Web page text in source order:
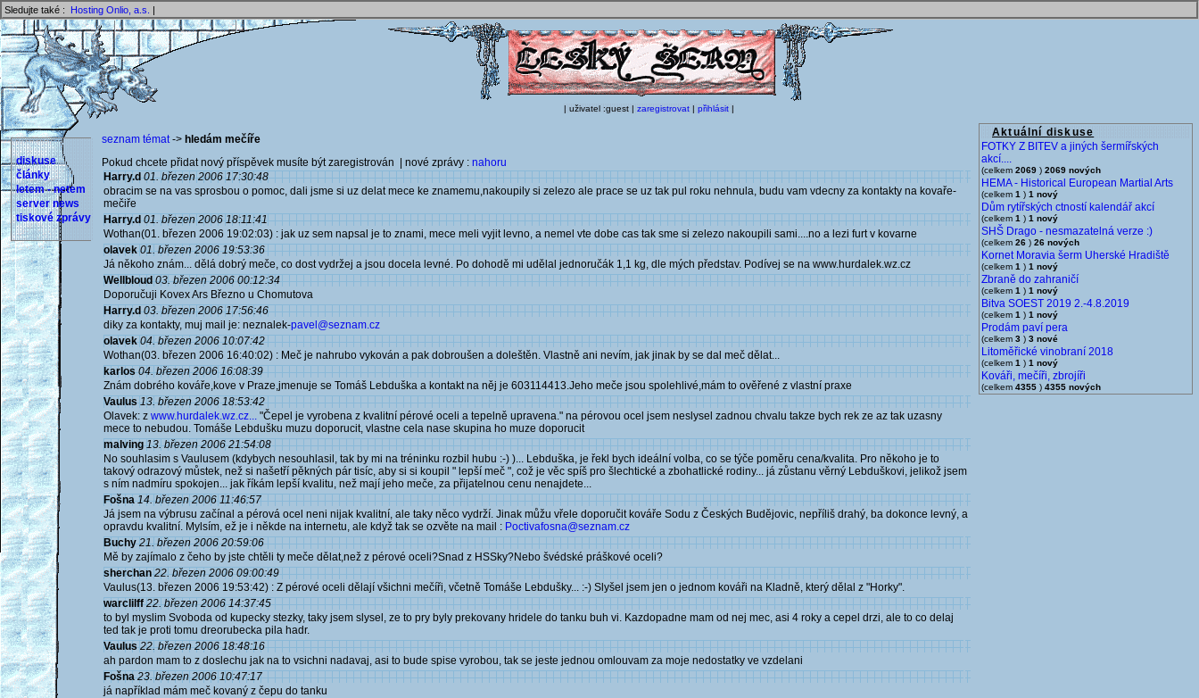
Sledujte také : Hosting Onlio, a.s. |
| uživatel :guest | zaregistrovat | přihlásit |
Aktuální diskuse
FOTKY Z BITEV a jiných šermířských
akcí....
(celkem 2069 ) 2069 nových
HEMA - Historical European Martial Arts
(celkem 1 ) 1 nový
Dům rytířských ctností kalendář akcí
(celkem 1 ) 1 nový
SHŠ Drago - nesmazatelná verze :)
(celkem 26 ) 26 nových
Kornet Moravia šerm Uherské Hradiště
(celkem 1 ) 1 nový
Zbraně do zahraničí
(celkem 1 ) 1 nový
Bitva SOEST 2019 2.-4.8.2019
(celkem 1 ) 1 nový
Prodám paví pera
(celkem 3 ) 3 nové
Litoměřické vinobraní 2018
(celkem 1 ) 1 nový
Kováři, mečíři, zbrojíři
(celkem 4355 ) 4355 nových
diskuse
články
letem - netem
server news
tiskové zprávy
seznam témat-> hledám mečíře
Pokud chcete přidat nový příspěvek musíte být zaregistrován | nové zprávy : nahoru
Harry.d 01. březen 2006 17:30:48
obracim se na vas sprosbou o pomoc, dali jsme si uz delat mece ke znamemu,nakoupily si zelezo ale prace se uz tak pul roku nehnula, budu vam vdecny za kontakty na kovaře-
mečiře
Harry.d 01. březen 2006 18:11:41
Wothan(01. březen 2006 19:02:03) : jak uz sem napsal je to znami, mece meli vyjit levno, a nemel vte dobe cas tak sme si zelezo nakoupili sami....no a lezi furt v kovarne
olavek 01. březen 2006 19:53:36
Já někoho znám... dělá dobrý meče, co dost vydržej a jsou docela levné. Po dohodě mi udělal jednoručák 1,1 kg, dle mých představ. Podívej se na www.hurdalek.wz.cz
Wellbloud 03. březen 2006 00:12:34
Doporučuji Kovex Ars Březno u Chomutova
Harry.d 03. březen 2006 17:56:46
diky za kontakty, muj mail je: neznalek-pavel@seznam.cz
olavek 04. březen 2006 10:07:42
Wothan(03. březen 2006 16:40:02) : Meč je nahrubo vykován a pak dobroušen a doleštěn. Vlastně ani nevím, jak jinak by se dal meč dělat...
karlos 04. březen 2006 16:08:39
Znám dobrého kováře,kove v Praze,jmenuje se Tomáš Lebduška a kontakt na něj je 603114413.Jeho meče jsou spolehlivé,mám to ověřené z vlastní praxe
Vaulus 13. březen 2006 18:53:42
Olavek: z www.hurdalek.wz.cz... "Čepel je vyrobena z kvalitní pérové oceli a tepelně upravena." na pérovou ocel jsem neslysel zadnou chvalu takze bych rek ze az tak uzasny
mece to nebudou. Tomáše Lebdušku muzu doporucit, vlastne cela nase skupina ho muze doporucit
malving 13. březen 2006 21:54:08
No souhlasim s Vaulusem (kdybych nesouhlasil, tak by mi na tréninku rozbil hubu :-) )... Lebduška, je řekl bych ideální volba, co se týče poměru cena/kvalita. Pro někoho je to
takový odrazový můstek, než si našetří pěkných pár tisíc, aby si si koupil " lepší meč ", což je věc spíš pro šlechtické a zbohatlické rodiny... já zůstanu věrný Lebduškovi, jelikož jsem
s ním nadmíru spokojen... jak říkám lepší kvalitu, než mají jeho meče, za přijatelnou cenu nenajdete...
Fošna 14. březen 2006 11:46:57
Já jsem na výbrusu začínal a pérová ocel neni nijak kvalitní, ale taky něco vydrží. Jinak můžu vřele doporučit kováře Sodu z Českých Budějovic, nepříliš drahý, ba dokonce levný, a
opravdu kvalitní. Mylsím, ež je i někde na internetu, ale když tak se ozvěte na mail : Poctivafosna@seznam.cz
Buchy 21. březen 2006 20:59:06
Mě by zajímalo z čeho by jste chtěli ty meče dělat,než z pérové oceli?Snad z HSSky?Nebo švédské práškové oceli?
sherchan 22. březen 2006 09:00:49
Vaulus(13. březen 2006 19:53:42) : Z pérové oceli dělají všichni mečíři, včetně Tomáše Lebdušky... :-) Slyšel jsem jen o jednom kováři na Kladně, který dělal z "Horky".
warclilff 22. březen 2006 14:37:45
to byl myslim Svoboda od kupecky stezky, taky jsem slysel, ze to pry byly prekovany hridele do tanku buh vi. Kazdopadne mam od nej mec, asi 4 roky a cepel drzi, ale to co delaj
ted tak je proti tomu dreorubecka pila hadr.
Vaulus 22. březen 2006 18:48:16
ah pardon mam to z doslechu jak na to vsichni nadavaj, asi to bude spise vyrobou, tak se jeste jednou omlouvam za moje nedostatky ve vzdelani
Fošna 23. březen 2006 10:47:17
já například mám meč kovaný z čepu do tanku